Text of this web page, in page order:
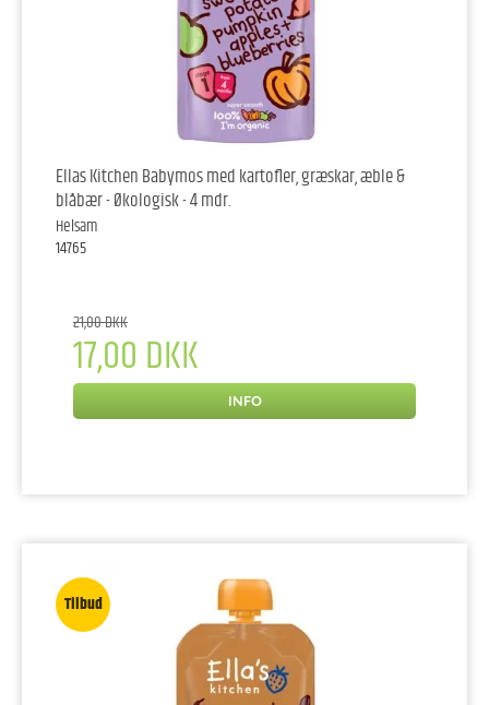
Ellas Kitchen Babymos med kartofler, græskar, æble &
blåbær - Økologisk - 4 mdr.
Helsam
14765
21,00 DKK
17,00 DKK
INFO
Tilbud